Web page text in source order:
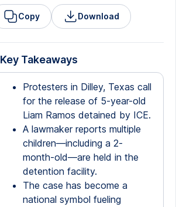
Copy Download
Key Takeaways
Protesters in Dilley, Texas call
for the release of 5-year-old
Liam Ramos detained by ICE.
A lawmaker reports multiple
children—including a 2-
month-old—are held in the
detention facility.
The case has become a
national symbol fueling